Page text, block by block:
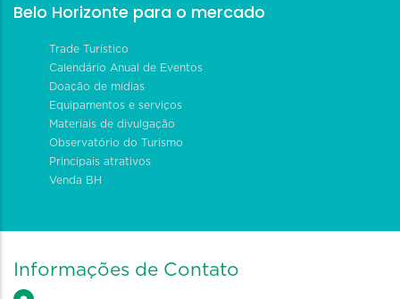
Belo Horizonte para o mercado
Trade Turístico
Calendário Anual de Eventos
Doação de mídias
Equipamentos e serviços
Materiais de divulgação
Observatório do Turismo
Principais atrativos
Venda BH
Informações de Contato